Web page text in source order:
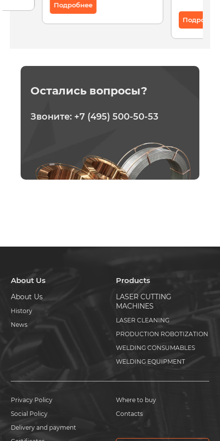
Подробнее
Остались вопросы?
Звоните: +7 (495) 500-50-53
About Us
About Us
History
News
Products
LASER CUTTING
MACHINES
LASER CLEANING
PRODUCTION ROBOTIZATION
WELDING CONSUMABLES
WELDING EQUIPMENT
Privacy Policy
Social Policy
Delivery and payment
Where to buy
Contacts